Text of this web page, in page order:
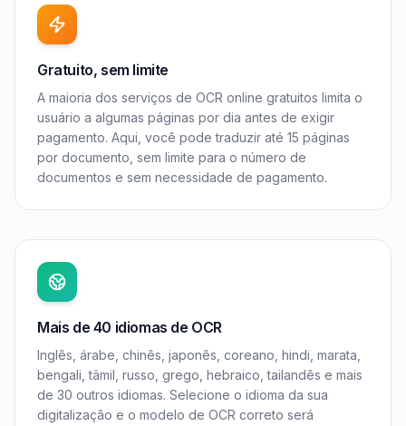
Gratuito, sem limite
A maioria dos serviços de OCR online gratuitos limita o
usuário a algumas páginas por dia antes de exigir
pagamento. Aqui, você pode traduzir até 15 páginas
por documento, sem limite para o número de
documentos e sem necessidade de pagamento.
Mais de 40 idiomas de OCR
Inglês, árabe, chinês, japonês, coreano, hindi, marata,
bengali, tâmil, russo, grego, hebraico, tailandês e mais
de 30 outros idiomas. Selecione o idioma da sua
digitalização e o modelo de OCR correto será